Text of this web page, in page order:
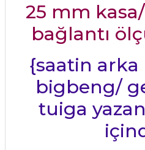
25 mm
bağlantı
{saatin arka
bigbeng/
tuiga